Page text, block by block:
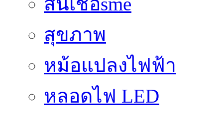
สุขภาพ
หม้อแปลงไฟฟ้า
หลอดไฟ LED